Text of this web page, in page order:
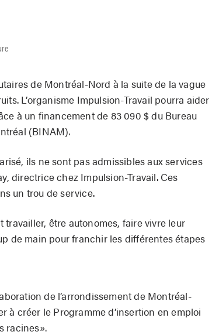
de Montréal-Nord à la suite de la vague
L’organisme Impulsion-Travail pourra aider
à un financement de 83 090 $ du Bureau
(BINAM).
ils ne sont pas admissibles aux services
directrice chez Impulsion-Travail. Ces
un trou de service.
être autonomes, faire vivre leur
de main pour franchir les différentes étapes
de l’arrondissement de Montréal-
à créer le Programme d’insertion en emploi
racines».